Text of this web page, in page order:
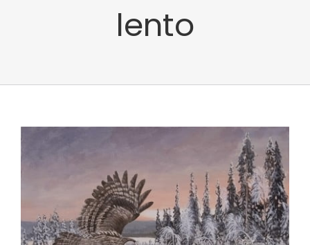
lento
View
Larger